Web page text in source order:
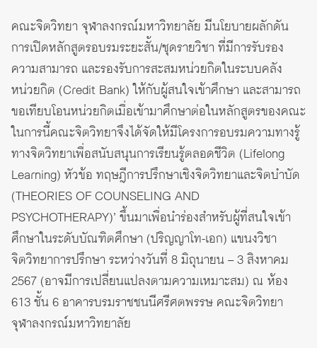
คณะจิตวิทยา จุฬาลงกรณ์มหาวิทยาลัย มีนโยบายผลักดัน
การเปิดหลักสูตรอบรมระยะสั้น/ชุดรายวิชา ที่มีการรับรอง
ความสามารถ และรองรับการสะสมหน่วยกิตในระบบคลัง
หน่วยกิต (Credit Bank) ให้กับผู้สนใจเข้าศึกษา และสามารถ
ขอเทียบโอนหน่วยกิตเมื่อเข้ามาศึกษาต่อในหลักสูตรของคณะ
ในการนี้คณะจิตวิทยาจึงได้จัดให้มีโครงการอบรมความทางรู้
ทางจิตวิทยาเพื่อสนับสนุนการเรียนรู้ตลอดชีวิต (Lifelong
Learning) หัวข้อ ทฤษฎีการปรึกษาเชิงจิตวิทยาและจิตบำบัด
(THEORIES OF COUNSELING AND
PSYCHOTHERAPY)’ ขึ้นมาเพื่อนำร่องสำหรับผู้ที่สนใจเข้า
ศึกษาในระดับบัณฑิตศึกษา (ปริญญาโท-เอก) แขนงวิชา
จิตวิทยาการปรึกษา ระหว่างวันที่ 8 มิถุนายน – 3 สิงหาคม
2567 (อาจมีการเปลี่ยนแปลงตามความเหมาะสม) ณ ห้อง
613 ชั้น 6 อาคารบรมราชชนนีศรีศตพรรษ คณะจิตวิทยา
จุฬาลงกรณ์มหาวิทยาลัย